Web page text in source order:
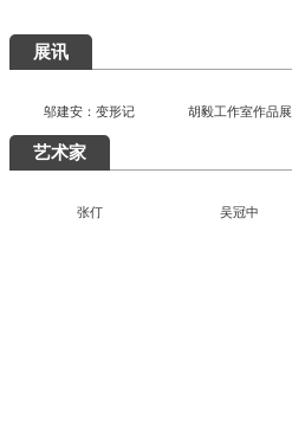
展讯
邬建安：变形记 胡毅工作室作品展
艺术家
张仃 吴冠中